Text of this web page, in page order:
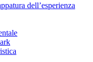
dell’esperienza